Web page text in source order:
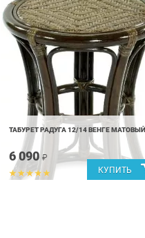
ТАБУРЕТ РАДУГА 12/14 ВЕНГЕ МАТОВЫЙ
6 090 ₽